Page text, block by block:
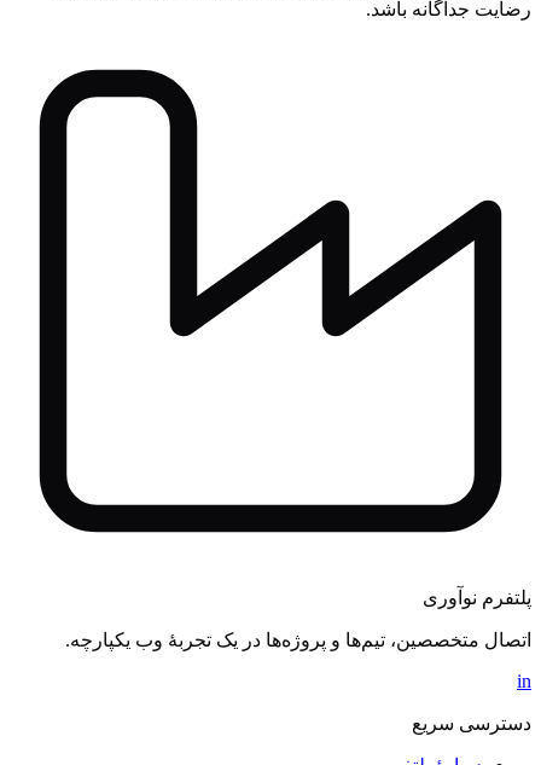
رضایت جداگانه باشد.
پلتفرم نوآوری
اتصال متخصصین، تیم‌ها و پروژه‌ها در یک تجربهٔ وب یکپارچه.
in
دسترسی سریع